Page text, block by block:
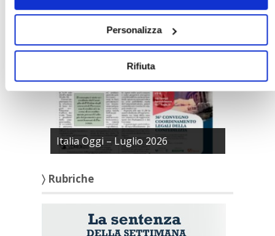
Personalizza
Rifiuta
〉 Italia Oggi – Pagina Confedilizia
Italia Oggi – Luglio 2026
〉 Rubriche